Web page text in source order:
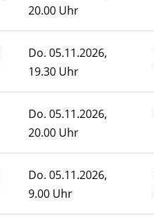
20.00 Uhr
Do. 05.11.2026,
19.30 Uhr
Do. 05.11.2026,
20.00 Uhr
Do. 05.11.2026,
9.00 Uhr